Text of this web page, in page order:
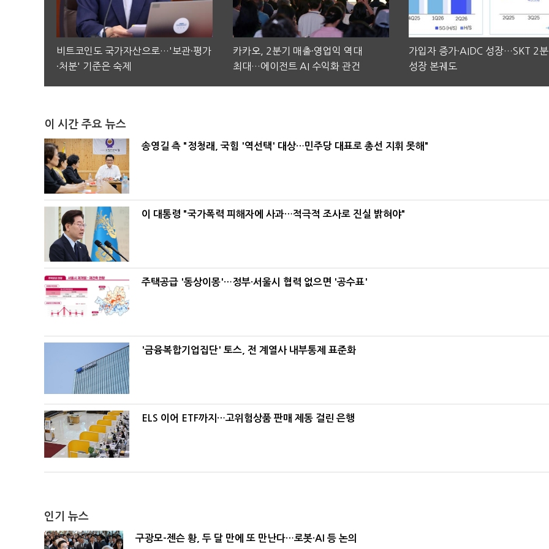
비트코인도 국가자산으로…'보관·평가
·처분' 기준은 숙제
카카오, 2분기 매출·영업익 역대
최대…에이전트 AI 수익화 관건
가입자 증가·AIDC 성장…SKT 2
성장 본궤도
이 시간 주요 뉴스
송영길 측 "정청래, 국힘 '역선택' 대상…민주당 대표로 총선 지휘 못해"
이 대통령 "국가폭력 피해자에 사과…적극적 조사로 진실 밝혀야"
주택공급 '동상이몽'…정부·서울시 협력 없으면 '공수표'
'금융복합기업집단' 토스, 전 계열사 내부통제 표준화
ELS 이어 ETF까지…고위험상품 판매 제동 걸린 은행
인기 뉴스
구광모-젠슨 황, 두 달 만에 또 만난다…로봇·AI 등 논의